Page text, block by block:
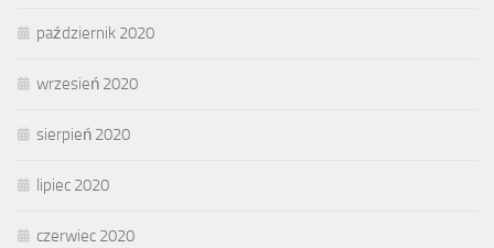
październik 2020
wrzesień 2020
sierpień 2020
lipiec 2020
czerwiec 2020